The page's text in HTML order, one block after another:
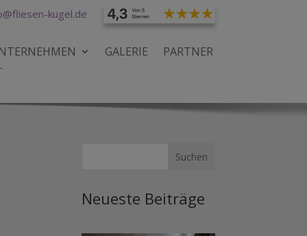
kugel.de
GALERIE
PARTNER
Neueste Beiträge